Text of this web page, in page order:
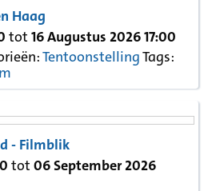
Haag
tot16 Augustus 2026 17:00
TentoonstellingTags:
- Filmblik
tot06 September 2026